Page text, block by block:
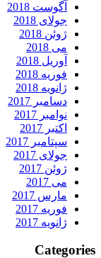
آگوست 2018
جولای 2018
ژوئن 2018
می 2018
آوریل 2018
فوریه 2018
ژانویه 2018
دسامبر 2017
نوامبر 2017
اکتبر 2017
سپتامبر 2017
جولای 2017
ژوئن 2017
می 2017
مارس 2017
فوریه 2017
ژانویه 2017